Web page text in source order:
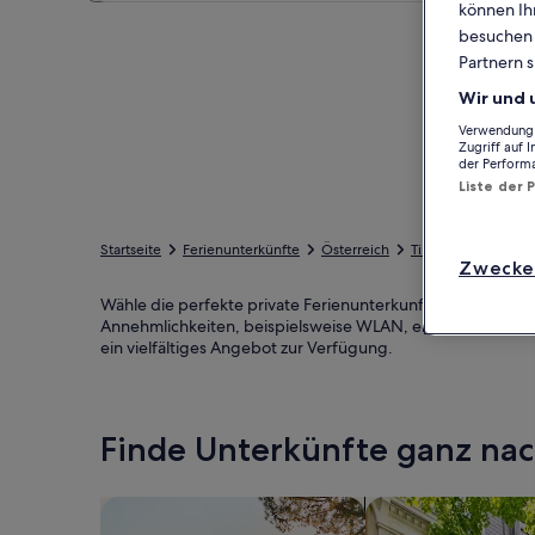
Startseite Ferienunterkünfte Österreich Tirol
Wähle die perfekte private Ferienunterkunft nahe
Annehmlichkeiten, beispielsweise WLAN, eine
ein vielfältiges Angebot zur Verfügung.
Finde Unterkünfte ganz
Suche nach Ferienhäusern Suche nach
können
Partnern
Wir und
Zugriff auf
der
Liste der